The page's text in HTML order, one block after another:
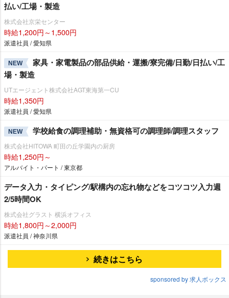
払い/工場・製造
株式会社京栄センター
時給1,200円～1,500円
派遣社員 / 愛知県
NEW
家具・家電製品の部品供給・運搬/寮完備/日勤/日払い/工
場・製造
UTエージェント株式会社AGT東海第一CU
時給1,350円
派遣社員 / 愛知県
NEW 学校給食の調理補助・無資格可の調理師/調理スタッフ
株式会社HITOWA 町田の丘学園内の厨房
時給1,250円～
アルバイト・パート / 東京都
データ入力・タイピング/駅構内の忘れ物などをコツコツ入力週
2/5時間OK
株式会社グラスト 横浜オフィス
時給1,800円～2,000円
派遣社員 / 神奈川県
続きはこちら
sponsored by 求人ボックス